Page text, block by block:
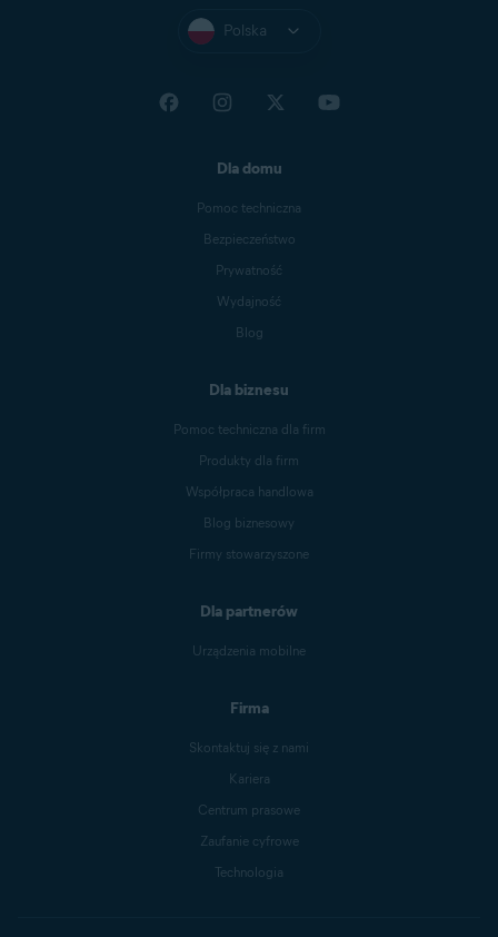
Polska
Dla domu
Pomoc techniczna
Bezpieczeństwo
Prywatność
Wydajność
Blog
Dla biznesu
Pomoc techniczna dla firm
Produkty dla firm
Współpraca handlowa
Blog biznesowy
Firmy stowarzyszone
Dla partnerów
Urządzenia mobilne
Firma
Skontaktuj się z nami
Kariera
Centrum prasowe
Zaufanie cyfrowe
Technologia